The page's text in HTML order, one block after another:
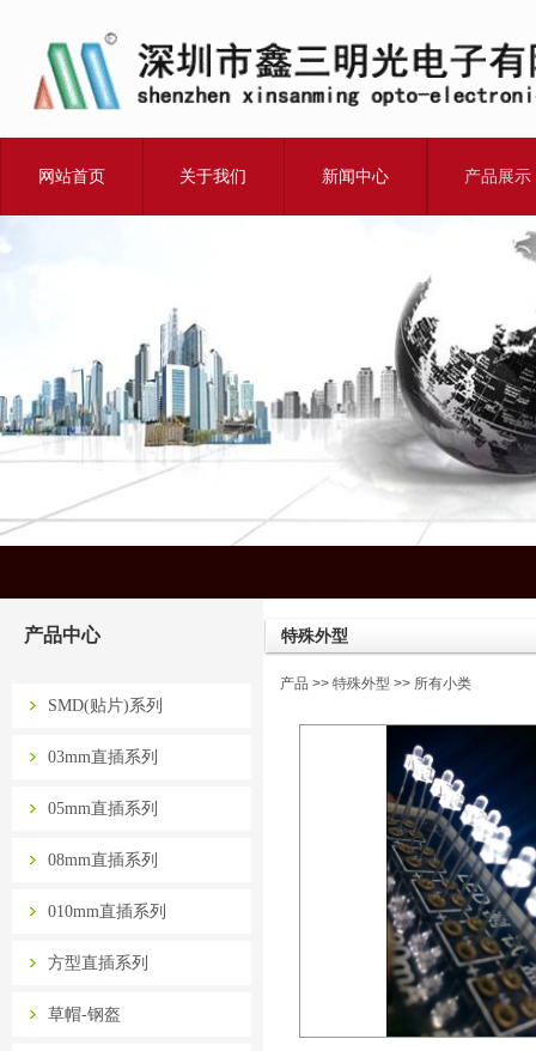
网站首页 关于我们 新闻中心 产品展示
产品中心
SMD(贴片)系列
03mm直插系列
05mm直插系列
08mm直插系列
010mm直插系列
方型直插系列
草帽-钢盔
特殊外型
产品 >> 特殊外型 >> 所有小类